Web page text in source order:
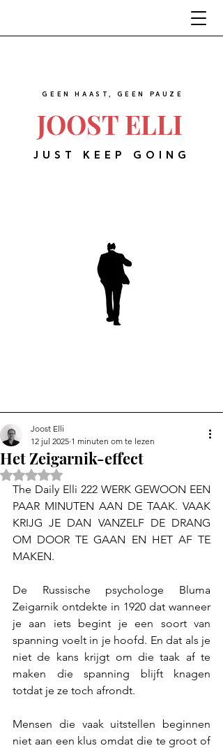
JOOST ELLI
GEEN HAAST, GEEN PAUZE
JUST KEEP GOING
Het Zeigarnik-effect
Joost Elli
12 jul 2025 1 minuten om te lezen
Beoordeeld met NaN uit 5 sterren.
The Daily Elli 222 WERK GEWOON EEN
PAAR MINUTEN AAN DE TAAK. VAAK
KRIJG JE DAN VANZELF DE DRANG
OM DOOR TE GAAN EN HET AF TE
MAKEN.
De Russische psychologe Bluma
Zeigarnik ontdekte in 1920 dat wanneer
je aan iets begint je een soort van
spanning voelt in je hoofd. En dat als je
niet de kans krijgt om die taak af te
maken die spanning blijft knagen
totdat je ze toch afrondt.
Mensen die vaak uitstellen beginnen
niet aan een klus omdat die te groot of